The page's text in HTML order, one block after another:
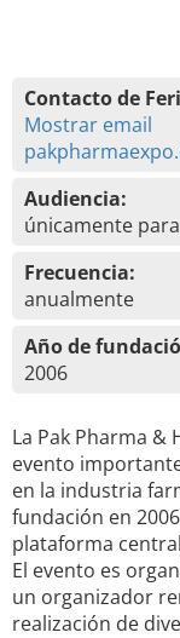
Contacto de
Mostrar email
Audiencia:
únicamente
Frecuencia:
anualmente
Año de
2006
La Pak Pharma &
evento
en la industria
fundación en
plataforma
El evento es
un organizador
realización de